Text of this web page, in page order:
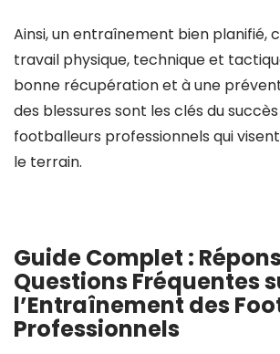
Ainsi, un entraînement bien planifié,
travail physique, technique et
bonne récupération et à une
des blessures sont les clés du
footballeurs professionnels qui
le terrain.
Guide Complet :
Questions Fréquentes
l’Entraînement des
Professionnels